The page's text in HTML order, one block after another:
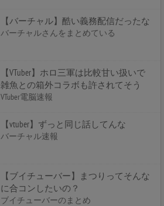
【バーチャル】酷い義務配信だったな
バーチャルさんをまとめている
【VTuber】ホロ三軍は比較甘い扱いで
雑魚との箱外コラボも許されてそう
VTuber電脳速報
【vtuber】ずっと同じ話してんな
バーチャル速報
【ブイチューバー】まつりってそんな
に合コンしたいの？
ブイチューバーのまとめ